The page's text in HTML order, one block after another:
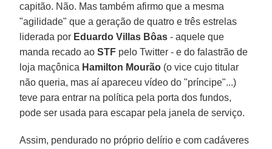
capitão. Não. Mas também afirmo que a mesma
"agilidade" que a geração de quatro e três estrelas
liderada por Eduardo Villas Bôas - aquele que
manda recado aoSTF pelo Twitter - e do falastrão de
loja maçônica Hamilton Mourão (o vice cujo titular
não queria, mas aí apareceu vídeo do "príncipe"...)
teve para entrar na política pela porta dos fundos,
pode ser usada para escapar pela janela de serviço.
Assim, pendurado no próprio delírio e com cadáveres